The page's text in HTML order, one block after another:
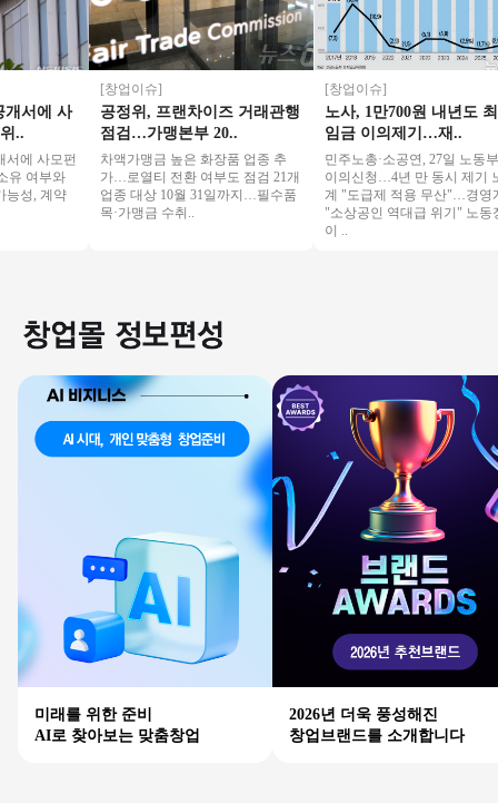
에 사
사모펀
여부와
, 계약
[창업이슈]
공정위, 프랜차이즈 거래관행
점검…가맹본부 20..
차액가맹금 높은 화장품 업종 추
가…로열티 전환 여부도 점검 21개
업종 대상 10월 31일까지…필수품
목·가맹금 수취..
[창업이슈]
노사, 1만700원 내년도 최저
임금 이의제기…재..
민주노총·소공연, 27일 노동부에
이의신청…4년 만 동시 제기 노동
계 "도급제 적용 무산"…경영계
"소상공인 역대급 위기" 노동장관
이 ..
미래를 위한 준비
AI로 찾아보는 맞춤창업
2026년 더욱 풍성해진
창업브랜드를 소개합니다